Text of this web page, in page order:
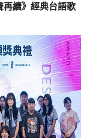
再續》經典台語歌